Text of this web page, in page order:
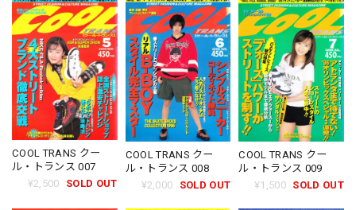
COOL TRANS クー
ル・トランス 007
¥2,500
SOLD OUT
COOL TRANS クー
ル・トランス 008
¥2,000
SOLD OUT
COOL TRANS クー
ル・トランス 009
¥1,500 SOLD OUT